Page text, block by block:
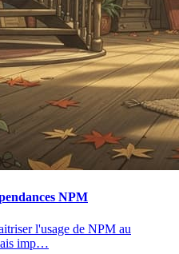
NPM
l'usage de NPM au
imp…